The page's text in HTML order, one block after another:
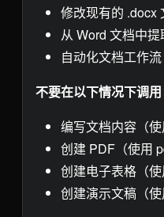
修改现有的 .docx
从 Word 文档中
自动化文档工作流
不要在以下情况下调用
编写文档内容（使
创建 PDF（使用
创建电子表格（使
创建演示文稿（使